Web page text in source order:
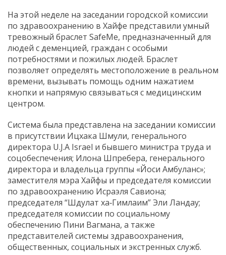
На этой неделе на заседании городской комиссии
по здравоохранению в Хайфе представили умный
тревожный браслет SafeMe, предназначенный для
людей с деменцией, граждан с особыми
потребностями и пожилых людей. Браслет
позволяет определять местоположение в реальном
времени, вызывать помощь одним нажатием
кнопки и напрямую связываться с медицинским
центром.
Система была представлена на заседании комиссии
в присутствии Ицхака Шмули, генерального
директора U.J.A Israel и бывшего министра труда и
соцобеспечения; Илона Шпребера, генерального
директора и владельца группы «Йоси Амбуланс»;
заместителя мэра Хайфы и председателя комиссии
по здравоохранению Исраэля Савиона;
председателя “Шдулат ха‑Гимлаим” Эли Ландау;
председателя комиссии по социальному
обеспечению Пини Вагмана, а также
представителей системы здравоохранения,
общественных, социальных и экстренных служб.